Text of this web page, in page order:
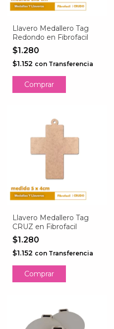
Llavero Medallero Tag
Redondo en Fibrofacil
$1.280
$1.152 con Transferencia
Comprar
Llavero Medallero Tag
CRUZ en Fibrofacil
$1.280
$1.152 con Transferencia
Comprar